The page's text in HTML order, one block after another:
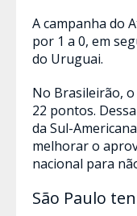
A campanha do
por 1 a 0, em
do Uruguai.
No Brasileirão,
22 pontos.
da Sul-
melhorar o
nacional para
São Paulo